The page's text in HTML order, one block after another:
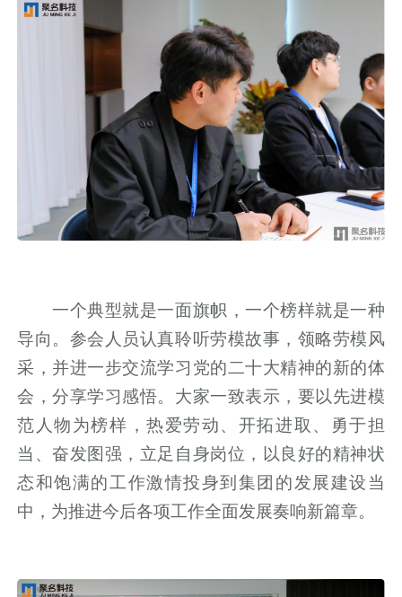
一个典型就是一面旗帜，一个榜样就是一种
导向。参会人员认真聆听劳模故事，领略劳模风
采，并进一步交流学习党的二十大精神的新的体
会，分享学习感悟。大家一致表示，要以先进模
范人物为榜样，热爱劳动、开拓进取、勇于担
当、奋发图强，立足自身岗位，以良好的精神状
态和饱满的工作激情投身到集团的发展建设当
中，为推进今后各项工作全面发展奏响新篇章。